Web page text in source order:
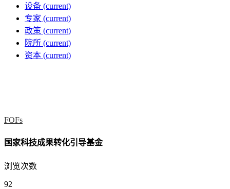
设备 (current)
专家 (current)
政策 (current)
院所 (current)
资本 (current)
FOFs
国家科技成果转化引导基金
浏览次数
92